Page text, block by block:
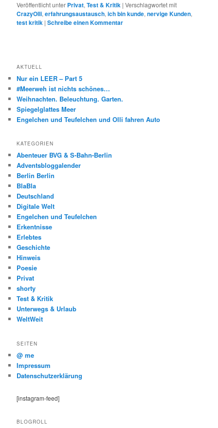
Veröffentlicht unter Privat,Test & Kritik |Verschlagwortet mit
CrazyOlli,erfahrungsaustausch,ich bin kunde,nervige Kunden,
test kritik |Schreibe einen Kommentar
AKTUELL
Nur ein LEER – Part 5
#Meerweh ist nichts schönes…
Weihnachten. Beleuchtung. Garten.
Spiegelglattes Meer
Engelchen und Teufelchen und Olli fahren Auto
KATEGORIEN
Abenteuer BVG & S-Bahn-Berlin
Adventsbloggalender
Berlin Berlin
BlaBla
Deutschland
Digitale Welt
Engelchen und Teufelchen
Erkentnisse
Erlebtes
Geschichte
Hinweis
Poesie
Privat
shorty
Test & Kritik
Unterwegs & Urlaub
WeltWeit
SEITEN
@ me
Impressum
Datenschutzerklärung
[instagram-feed]
BLOGROLL